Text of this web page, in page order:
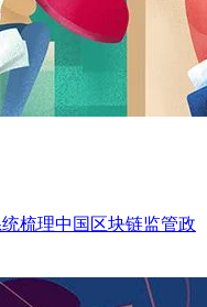
梳理中国区块链监管政